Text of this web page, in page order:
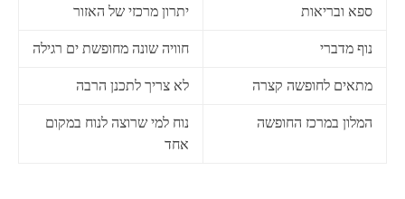
ספא ובריאות יתרון מרכזי של האזור
נוף מדברי חוויה שונה מחופשת ים רגילה
מתאים לחופשה קצרה לא צריך לתכנן הרבה
המלון במרכז החופשה
נוח למי שרוצה לנוח במקום
אחד